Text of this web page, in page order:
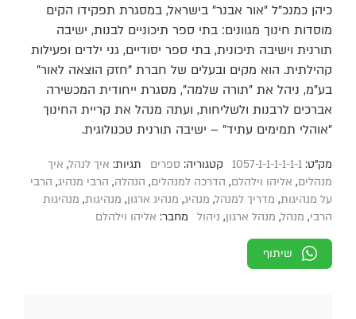
כיהן כמנכ"ל "אור אבנר" בישראל, במסגרת תפקידו הקים
מוסדות חינוך מגוונים: בתי ספר תיכוניים לבנות, ישיבה
תורנית וישיבה תיכונית, בתי ספר יסודיים, גני ילדים ופעילות
קהילתית. הוא מקים ובעלים של חברת "חזק הוצאה לאור"
בע"מ, ניהל את "תורה שלמה", מסגרת ייחודית המכשירה
אברכים לרבנות ולשליחות, ועתה מנהל את קריית החינוך
"אוהלי תמימים עתיד" – ישיבה תורנית טכנולוגית.
מק"ט: 1057-1-1-1-1-1-1 קטגוריה: ספרים תגיות: איך לנהל, איך
מנהלים, אליהו וילהלם, הדרכה למנהלים, הנהלה, הרבי מנהיג, הרבי
על מנהיגות, מדריך למנהל, מנהיג, מנהיג ארגון, מנהיגות, מנהיגות
הרבי, מנהל, מנהל ארגון, ניהול מחבר: אליהו וילהלם
שיתוף